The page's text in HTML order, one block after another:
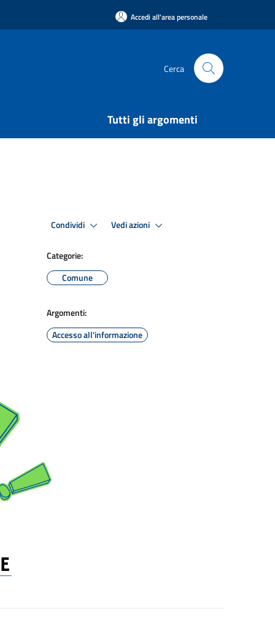
Accedi all'area personale
Cerca
Tutti gli argomenti
Condividi Vedi azioni
Categorie:
Comune
Argomenti:
Accesso all'informazione